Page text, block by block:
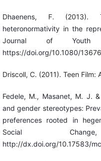
Dhaenens, F. (2013).
heteronormativity in the
Journal of Youth
https://doi.org/10.1080/
Driscoll, C. (2011). Teen
Fedele, M., Masanet, M. J.
and gender stereotypes:
preferences rooted in
Social
http://dx.doi.org/10.17583/